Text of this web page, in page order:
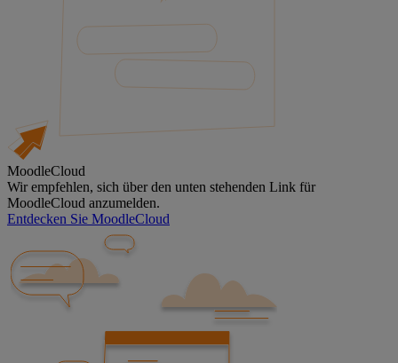
MoodleCloud
Wir empfehlen, sich über den unten stehenden Link für
MoodleCloud anzumelden.
Entdecken Sie MoodleCloud